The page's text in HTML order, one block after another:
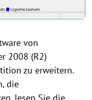
von
2008 (R2)
zu erweitern.
die